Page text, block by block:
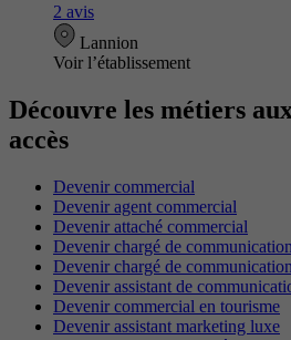
2 avis
Lannion
Voir l’établissement
Découvre les métiers
accès
Devenir commercial
Devenir agent commercial
Devenir attaché commercial
Devenir chargé de
Devenir chargé de communication
Devenir assistant de
Devenir commercial en tourisme
Devenir assistant marketing luxe